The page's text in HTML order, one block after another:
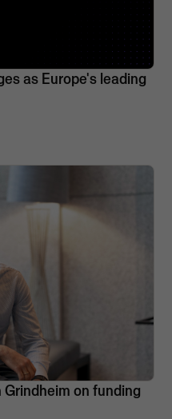
as Europe's leading
on funding